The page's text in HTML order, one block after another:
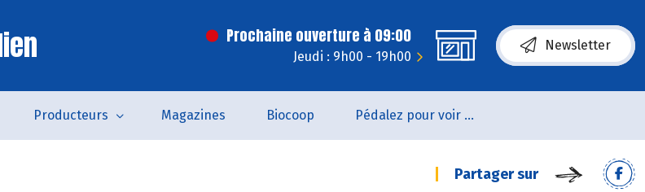
Prochaine ouverture à 09:00
Jeudi : 9h00 - 19h00
Newsletter
Producteurs Magazines Biocoop Pédalez pour voir un film !
Partager sur